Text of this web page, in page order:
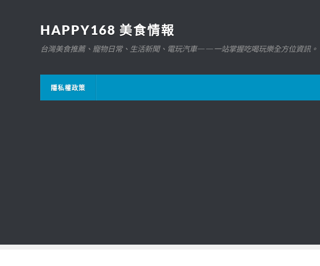
HAPPY168 美食情報
台灣美食推薦、寵物日常、生活新聞、電玩汽車——一站掌握吃喝玩樂全方位資訊。
隱私權政策